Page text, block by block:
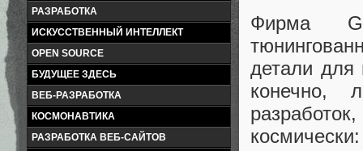
РАЗРАБОТКА
ИСКУССТВЕННЫЙ ИНТЕЛЛЕКТ
OPEN SOURCE
БУДУЩЕЕ ЗДЕСЬ
ВЕБ-РАЗРАБОТКА
КОСМОНАВТИКА
РАЗРАБОТКА ВЕБ-САЙТОВ
Фирма
детали для
конечно,
космически: